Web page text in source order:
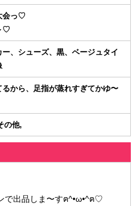
会っ♡
♡
、シューズ、黒、ベージュタイ
から、足指が蒸れすぎてかゆ〜
の他,
で出品しま〜すฅ^•ω•^ฅ♡